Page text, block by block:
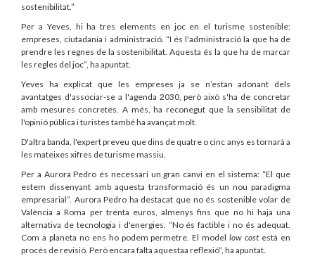
sostenibilitat.”
Per a Yeves, hi ha tres elements en joc en el turisme sostenible:
empreses, ciutadania i administració. “I és l'administració la que ha de
prendre les regnes de la sostenibilitat. Aquesta és la que ha de marcar
les regles del joc”, ha apuntat.
Yeves ha explicat que les empreses ja se n’estan adonant dels
avantatges d'associar-se a l'agenda 2030, però això s'ha de concretar
amb mesures concretes. A més, ha reconegut que la sensibilitat de
l'opinió pública i turistes també ha avançat molt.
D'altra banda, l'expert preveu que dins de quatre o cinc anys es tornarà a
les mateixes xifres de turisme massiu.
Per a Aurora Pedro és necessari un gran canvi en el sistema: “El que
estem dissenyant amb aquesta transformació és un nou paradigma
empresarial”. Aurora Pedro ha destacat que no és sostenible volar de
València a Roma per trenta euros, almenys fins que no hi haja una
alternativa de tecnologia i d'energies. “No és factible i no és adequat.
Com a planeta no ens ho podem permetre. El modellow cost està en
procés de revisió. Però encara falta aquestaa reflexió”, ha apuntat.